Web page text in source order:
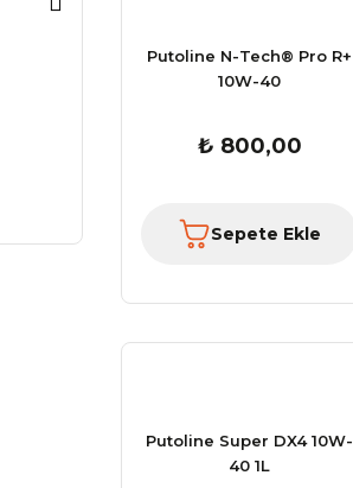
LS2 Stream 2 Motosik ...
Putoline N-Tech® Pro R+
10W-40
₺ 800,00
Sepete Ekle
Putoline Super DX4 10W-
40 1L